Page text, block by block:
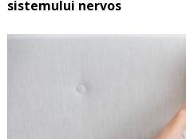
sistemului nervos